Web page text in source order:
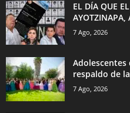
EL DÍA QUE
AYOTZINAPA,
7 Ago, 2026
Adolescentes
respaldo de
7 Ago, 2026